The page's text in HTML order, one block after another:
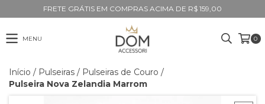
FRETE GRÁTIS EM COMPRAS ACIMA DE R$ 159,00
MENU 0
Início / Pulseiras / Pulseiras de Couro /
Pulseira Nova Zelandia Marrom